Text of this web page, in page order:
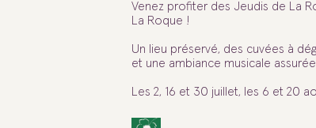
Venez profiter des Jeudis de La
La Roque !
Un lieu préservé, des cuvées à
et une ambiance musicale
Les 2, 16 et 30 juillet, les 6 et 20